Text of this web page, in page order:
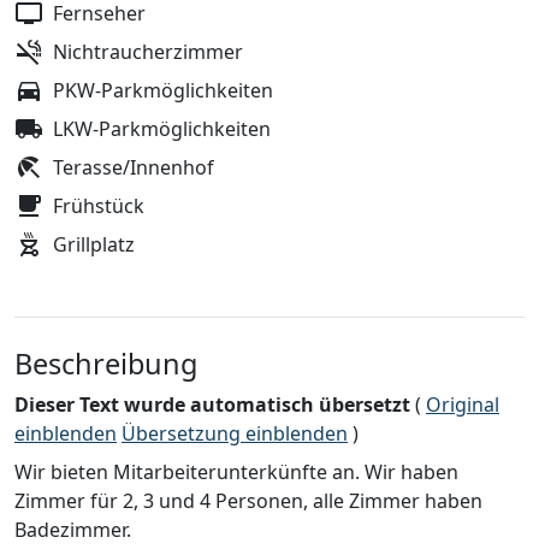
Fernseher
Nichtraucherzimmer
PKW-Parkmöglichkeiten
LKW-Parkmöglichkeiten
Terasse/Innenhof
Frühstück
Grillplatz
Beschreibung
Dieser Text wurde automatisch übersetzt( Original
einblenden Übersetzung einblenden )
Wir bieten Mitarbeiterunterkünfte an. Wir haben
Zimmer für 2, 3 und 4 Personen, alle Zimmer haben
Badezimmer.